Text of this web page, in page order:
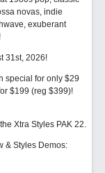
novas, indie
exuberant
31st, 2026!
special for only $29
$199 (reg $399)!
Xtra Styles PAK 22.
& Styles Demos: